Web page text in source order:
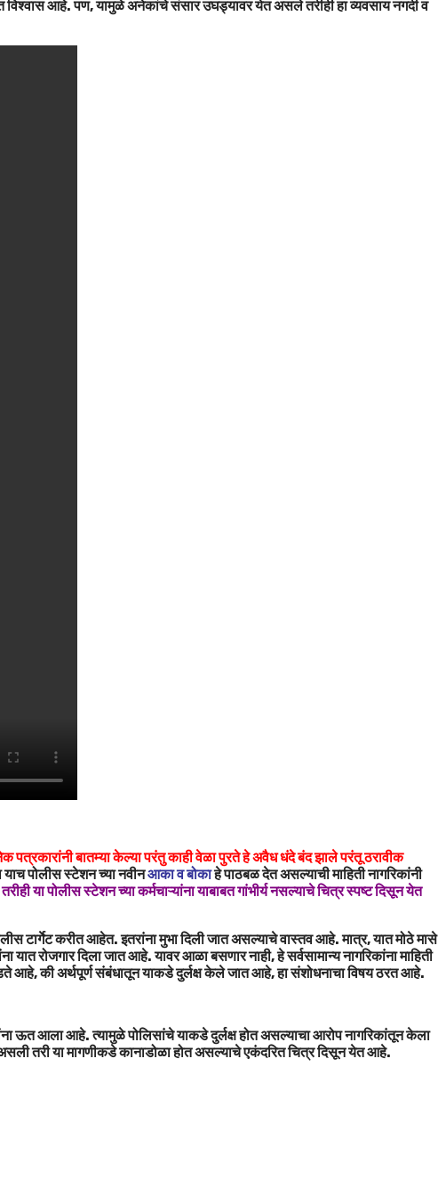
आहे. पण, यामुळे अनेकांचे संसार उघड्यावर येत असले तरीही हा व्यवसाय नगदी व
बातम्या केल्या परंतु काही वेळा पुरते हे अवैध धंदे बंद झाले परंतू ठरावीक
याच पोलीस स्टेशन च्या नवीनआका व बोकाहे पाठबळ देत असल्याची माहिती नागरिकांनी
या पोलीस स्टेशन च्या कर्मचाऱ्यांना याबाबत गांभीर्य नसल्याचे चित्र स्पष्ट दिसून येत
टार्गेट करीत आहेत. इतरांना मुभा दिली जात असल्याचे वास्तव आहे. मात्र, यात मोठे मासे
रोजगार दिला जात आहे. यावर आळा बसणार नाही, हे सर्वसामान्य नागरिकांना माहिती
की अर्थपूर्ण संबंधातून याकडे दुर्लक्ष केले जात आहे, हा संशोधनाचा विषय ठरत आहे.
ऊत आला आहे. त्यामुळे पोलिसांचे याकडे दुर्लक्ष होत असल्याचा आरोप नागरिकांतून केला
तरी या मागणीकडे कानाडोळा होत असल्याचे एकंदरित चित्र दिसून येत आहे.